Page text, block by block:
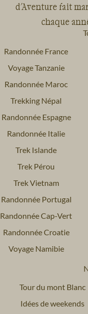
d'Aventure fait
chaque
Randonnée France
Voyage Tanzanie
Randonnée Maroc
Trekking Népal
Randonnée Espagne
Randonnée Italie
Trek Islande
Trek Pérou
Trek Vietnam
Randonnée Portugal
Randonnée Cap-Vert
Randonnée Croatie
Voyage Namibie
Tour du mont Blanc
Idées de weekends